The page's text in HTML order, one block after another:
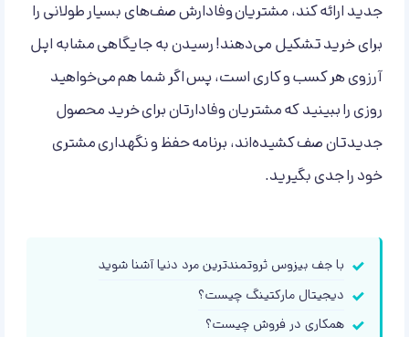
جدید ارائه کند، مشتریان وفادارش صف‌های بسیار طولانی را
برای خرید تشکیل می‌دهند! رسیدن به جایگاهی مشابه اپل
آرزوی هر کسب و کاری است، پس اگر شما هم می‌خواهید
روزی را ببینید که مشتریان وفادارتان برای خرید محصول
جدیدتان صف کشیده‌اند، برنامه حفظ و نگهداری مشتری
خود را جدی بگیرید.
با جف بیزوس ثروتمندترین مرد دنیا آشنا شوید
دیجیتال مارکتینگ چیست؟
همکاری در فروش چیست؟